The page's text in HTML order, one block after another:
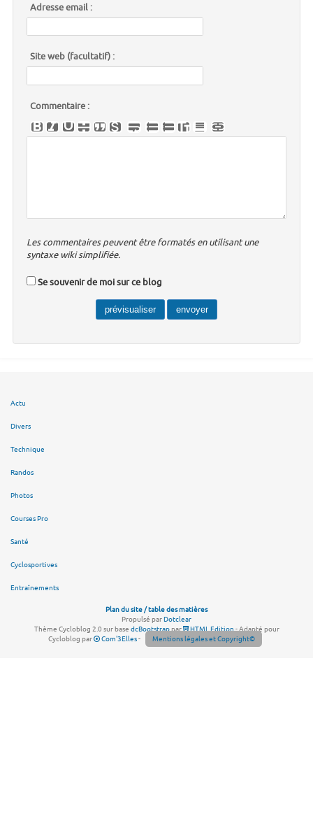
Adresse email :
Site web (facultatif) :
Commentaire :
Les commentaires peuvent être formatés en utilisant une
syntaxe wiki simplifiée.
Se souvenir de moi sur ce blog
Actu
Divers
Technique
Randos
Photos
Courses Pro
Santé
Cyclosportives
Entraînements
Plan du site / table des matières
Propulsé parDotclear
Thème Cycloblog 2.0 sur base dcBootstrappar HTML Edition - Adapté pour
Cycloblog par
Com'3Elles- Mentions légales et Copyright©